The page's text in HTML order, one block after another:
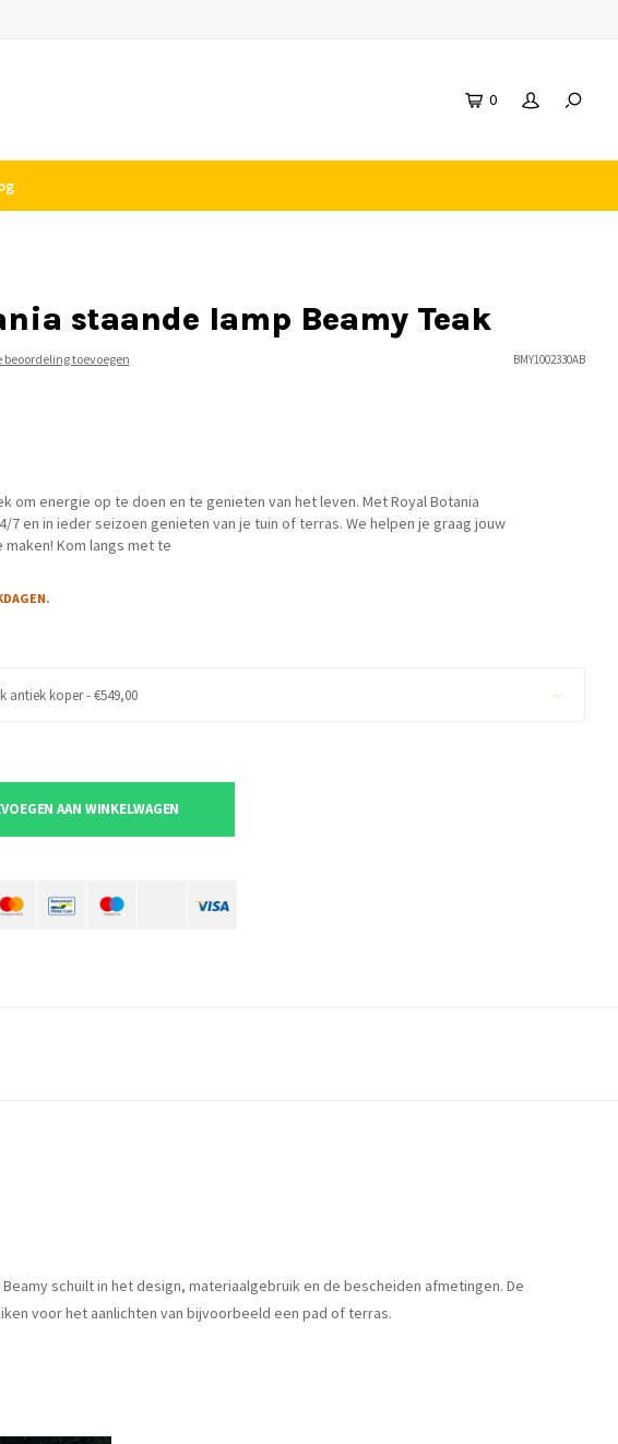
0
staande lamp Beamy Teak
beoordeling toevoegen BMY1002330AB
om energie op te doen en te genieten van het leven. Met Royal Botania
7 en in ieder seizoen genieten van je tuin of terras. We helpen je graag jouw
Kom langs met te
antiek koper - €549,00
AAN WINKELWAGEN
schuilt in het design, materiaalgebruik en de bescheiden afmetingen. De
voor het aanlichten van bijvoorbeeld een pad of terras.